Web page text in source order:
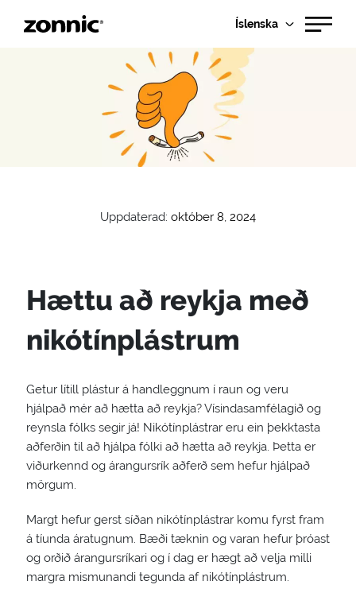
Íslenska
Uppdaterad: október 8, 2024
Hættu að reykja með
nikótínplástrum
Getur lítill plástur á handleggnum í raun og veru
hjálpað mér að hætta að reykja? Vísindasamfélagið og
reynsla fólks segir já! Nikótínplástrar eru ein þekktasta
aðferðin til að hjálpa fólki að hætta að reykja. Þetta er
viðurkennd og árangursrík aðferð sem hefur hjálpað
mörgum.
Margt hefur gerst síðan nikótínplástrar komu fyrst fram
á tíunda áratugnum. Bæði tæknin og varan hefur þróast
og orðið árangursríkari og í dag er hægt að velja milli
margra mismunandi tegunda af nikótínplástrum.